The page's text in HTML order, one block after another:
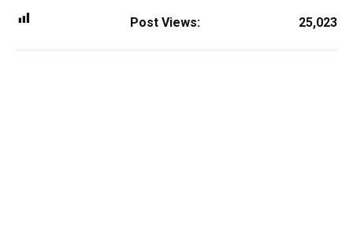
Post Views: 25,023